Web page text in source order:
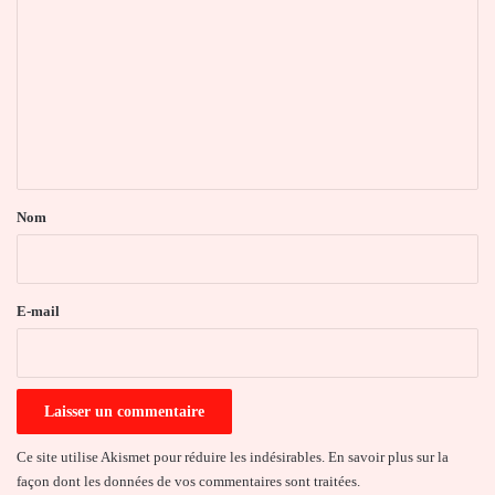
a
e
Nom
E-mail
Ce site utilise Akismet pour réduire les indésirables. En savoir plus sur la
façon dont les données de vos commentaires sont traitées